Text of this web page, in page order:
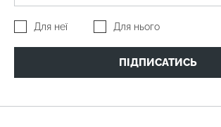
Для неї Для нього
ПІДПИСАТИСЬ